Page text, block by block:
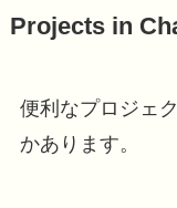
Projects in
便利なプロジェ
かあります。